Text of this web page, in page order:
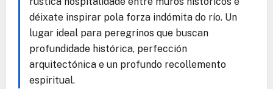
déixate inspirar pola forza indómita do río. Un
lugar ideal para peregrinos que buscan
profundidade histórica, perfección
arquitectónica e un profundo recollemento
espiritual.